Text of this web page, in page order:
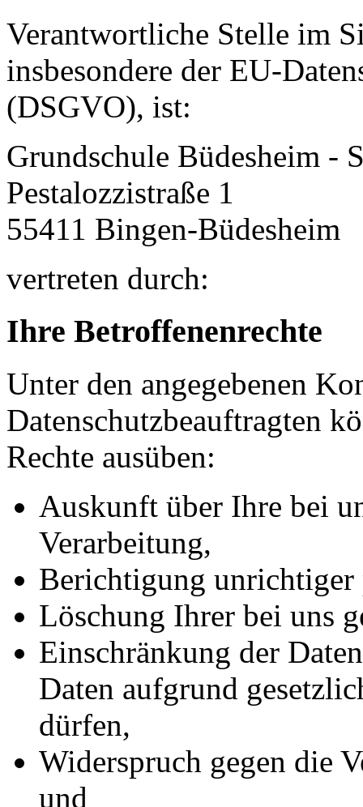
Verantwortliche Stelle im
insbesondere der EU-
(DSGVO), ist:
Grundschule Büdesheim -
Pestalozzistraße 1
55411 Bingen-Büdesheim
vertreten durch:
Ihre Betroffenenrechte
Unter den angegebenen
Datenschutzbeauftragten
Rechte ausüben:
Auskunft über Ihre bei
Verarbeitung,
Berichtigung unrichtiger
Löschung Ihrer bei uns
Einschränkung der
Daten aufgrund
dürfen,
Widerspruch gegen die
und